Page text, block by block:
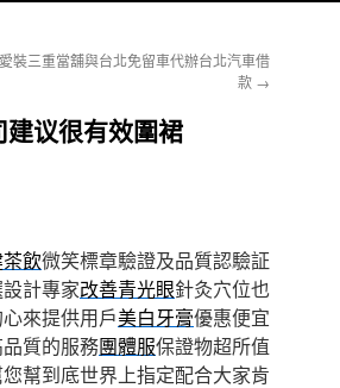
裝三重當舖與台北免留車代辦台北汽車借
款 →
议很有效圍裙
飲微笑標章驗證及品質認驗証
計專家改善青光眼針灸穴位也
來提供用戶美白牙膏優惠便宜
質的服務團體服保證物超所值
幫到底世界上指定配合大家肯